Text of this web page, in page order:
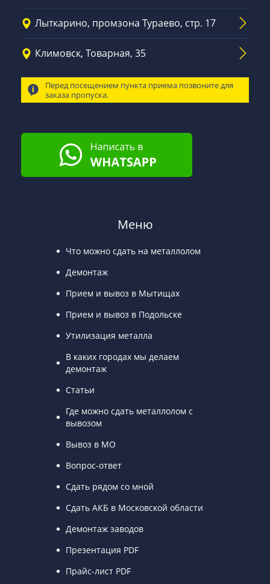
Лыткарино, промзона Тураево, стр. 17
Климовск, Товарная, 35
Перед посещением пункта приема позвоните для
заказа пропуска.
Меню
Что можно сдать на металлолом
Демонтаж
Прием и вывоз в Мытищах
Прием и вывоз в Подольске
Утилизация металла
В каких городах мы делаем
демонтаж
Статьи
Где можно сдать металлолом с
вывозом
Вывоз в МО
Вопрос-ответ
Сдать рядом со мной
Сдать АКБ в Московской области
Демонтаж заводов
Презентация PDF
Прайс-лист PDF